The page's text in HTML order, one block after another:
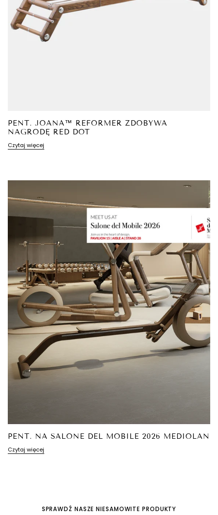
PENT. JOANA™ REFORMER ZDOBYWA
NAGRODĘ RED DOT
Czytaj więcej
PENT. NA SALONE DEL MOBILE 2026 MEDIOLAN
Czytaj więcej
SPRAWDŹ NASZE NIESAMOWITE PRODUKTY